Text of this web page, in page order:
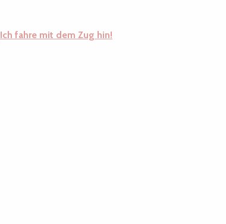
Ich fahre mit dem Zug hin!